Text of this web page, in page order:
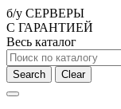
б/у СЕРВЕРЫ
С ГАРАНТИЕЙ
Весь каталог
Search Clear